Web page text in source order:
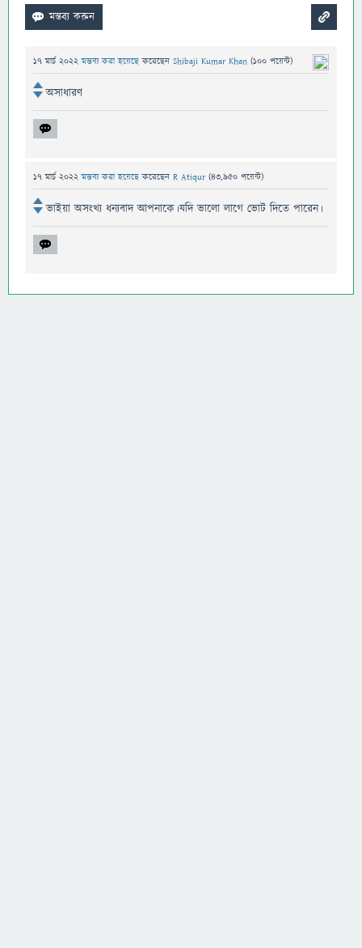
17 মার্চ 2022 মন্তব্য করা হয়েছেকরেছেন Shibaji Kumar Khan (100 পয়েন্ট)
অসাধারণ
17 মার্চ 2022 মন্তব্য করা হয়েছেকরেছেন R Atiqur (43,950 পয়েন্ট)
ভাইয়া অসংখ্য ধন্যবাদ আপনাকে।যদি ভালো লাগে ভোট দিতে পারেন।